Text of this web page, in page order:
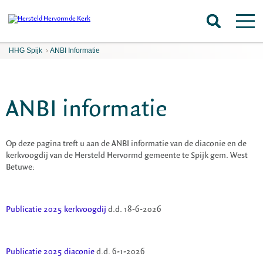
HHG Spijk › ANBI Informatie
ANBI informatie
Op deze pagina treft u aan de ANBI informatie van de diaconie en de
kerkvoogdij van de Hersteld Hervormd gemeente te Spijk gem. West
Betuwe:
Publicatie 2025 kerkvoogdij d.d. 18-6-2026
Publicatie 2025 diaconied.d. 6-1-2026